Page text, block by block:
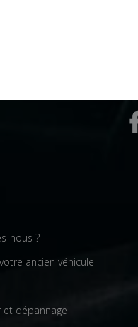
nous ?
ancien véhicule
et dépannage